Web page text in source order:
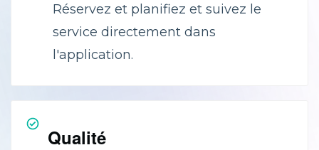
Réservez et planifiez et suivez le
service directement dans
l'application.
Qualité